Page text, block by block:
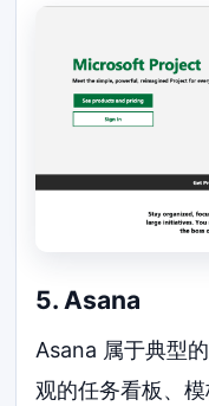
5. Asana
Asana 属于典型
观的任务看板、